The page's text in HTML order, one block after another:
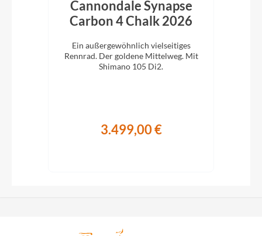
Cannondale Synapse
Carbon 4 Chalk 2026
Ein außergewöhnlich vielseitiges
Rennrad. Der goldene Mittelweg. Mit
Shimano 105 Di2.
3.499,00 €